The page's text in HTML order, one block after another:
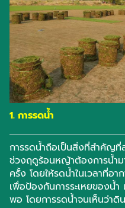
1. การรดน้ำ
การรดน้ำถือเป็นสิ่งที่สำคัญ
ช่วงฤดูร้อนหญ้าต้องการน้ำม
ครั้ง โดยให้รดน้ำในเวลาที่อา
เพื่อป้องกันการระเหยของน้
พอ โดยการรดน้ำจนเห็นว่าดิ